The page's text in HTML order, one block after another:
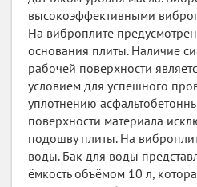
высокоэффективными
На виброплите
основания плиты. Наличие
рабочей поверхности
условием для успешного
уплотнению
поверхности материала
подошву плиты. На
воды. Бак для воды
ёмкость объёмом 10 л,